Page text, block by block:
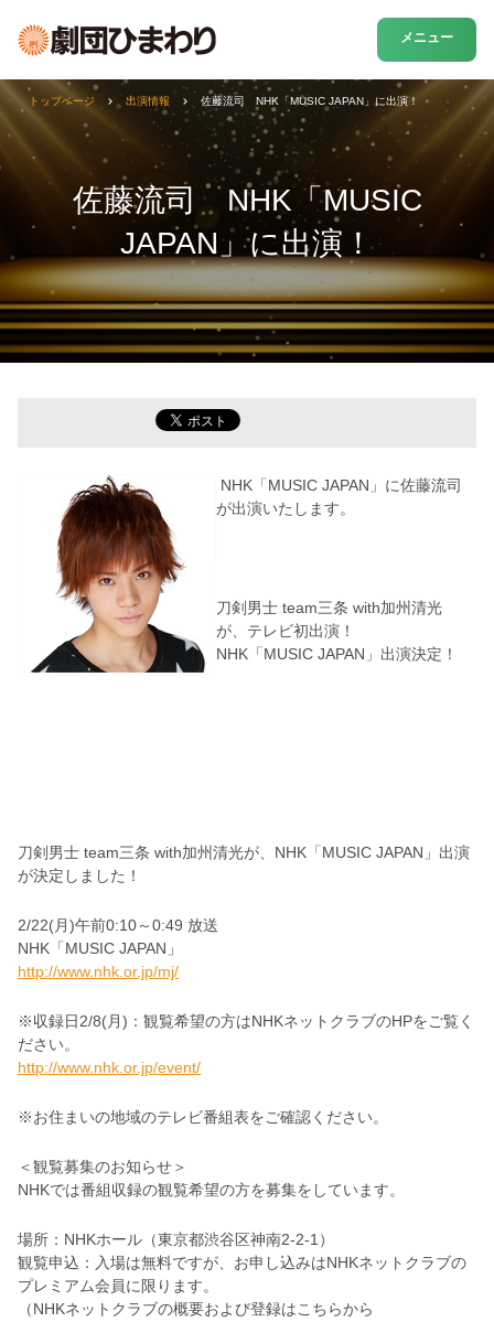
メニュー
佐藤流司 NHK「MUSIC
JAPAN」に出演！
トップページ 出演情報 佐藤流司 NHK「MUSIC JAPAN」に出演！
NHK「MUSIC JAPAN」に佐藤流司
が出演いたします。
刀剣男士 team三条 with加州清光
が、テレビ初出演！
NHK「MUSIC JAPAN」出演決定！
刀剣男士 team三条 with加州清光が、NHK「MUSIC JAPAN」出演
が決定しました！
2/22(月)午前0:10～0:49 放送
NHK「MUSIC JAPAN」
http://www.nhk.or.jp/mj/
※収録日2/8(月)：観覧希望の方はNHKネットクラブのHPをご覧く
ださい。
http://www.nhk.or.jp/event/
※お住まいの地域のテレビ番組表をご確認ください。
＜観覧募集のお知らせ＞
NHKでは番組収録の観覧希望の方を募集をしています。
場所：NHKホール（東京都渋谷区神南2-2-1）
観覧申込：入場は無料ですが、お申し込みはNHKネットクラブの
プレミアム会員に限ります。
（NHKネットクラブの概要および登録はこちらから